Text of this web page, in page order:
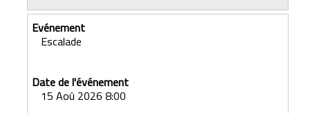
Escalade
15 Aoû 2026 8:00